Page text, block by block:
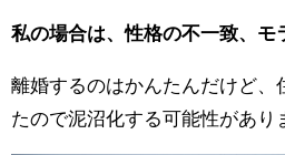
私の場合は、性格の不一致、モ
離婚するのはかんたんだけど、
たので泥沼化する可能性があり